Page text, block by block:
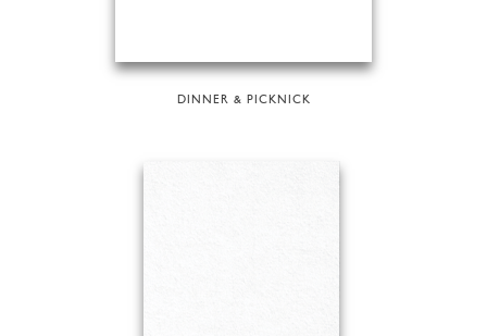
DINNER & PICKNICK